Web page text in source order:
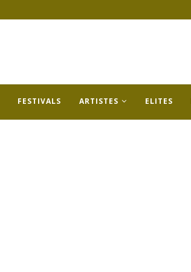
FESTIVALS ARTISTES ELITES